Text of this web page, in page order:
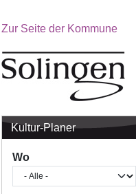
Zur Seite der Kommune
Kultur-Planer
Wo